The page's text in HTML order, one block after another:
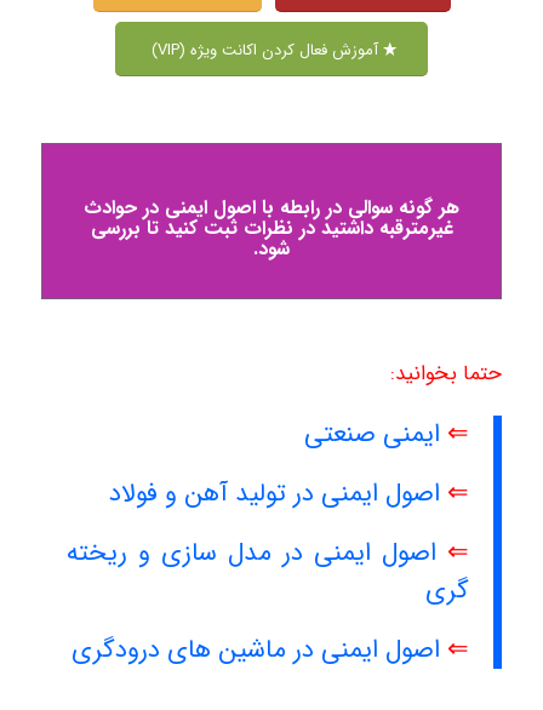
آموزش فعال کردن اکانت ویژه (VIP)
هر گونه سوالی در رابطه با اصول ایمنی در حوادث
غیرمترقبه داشتید در نظرات ثبت کنید تا بررسی
شود.
حتما بخوانید:
⇐ ایمنی صنعتی
⇐ اصول ایمنی در تولید آهن و فولاد
⇐ اصول ایمنی در مدل سازی و ریخته
گری
⇐ اصول ایمنی در ماشین های درودگری